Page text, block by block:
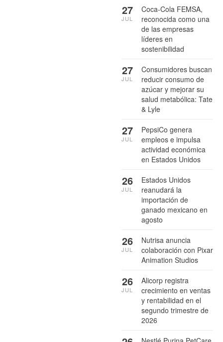
Coca-Cola FEMSA,
reconocida como una
de las empresas
líderes en
sostenibilidad
27
JUL
Consumidores buscan
reducir consumo de
azúcar y mejorar su
salud metabólica: Tate
& Lyle
27
JUL
PepsiCo genera
empleos e impulsa
actividad económica
en Estados Unidos
27
JUL
Estados Unidos
reanudará la
importación de
ganado mexicano en
agosto
26
JUL
Nutrisa anuncia
colaboración con Pixar
Animation Studios
26
JUL
Alicorp registra
crecimiento en ventas
y rentabilidad en el
segundo trimestre de
2026
26
JUL